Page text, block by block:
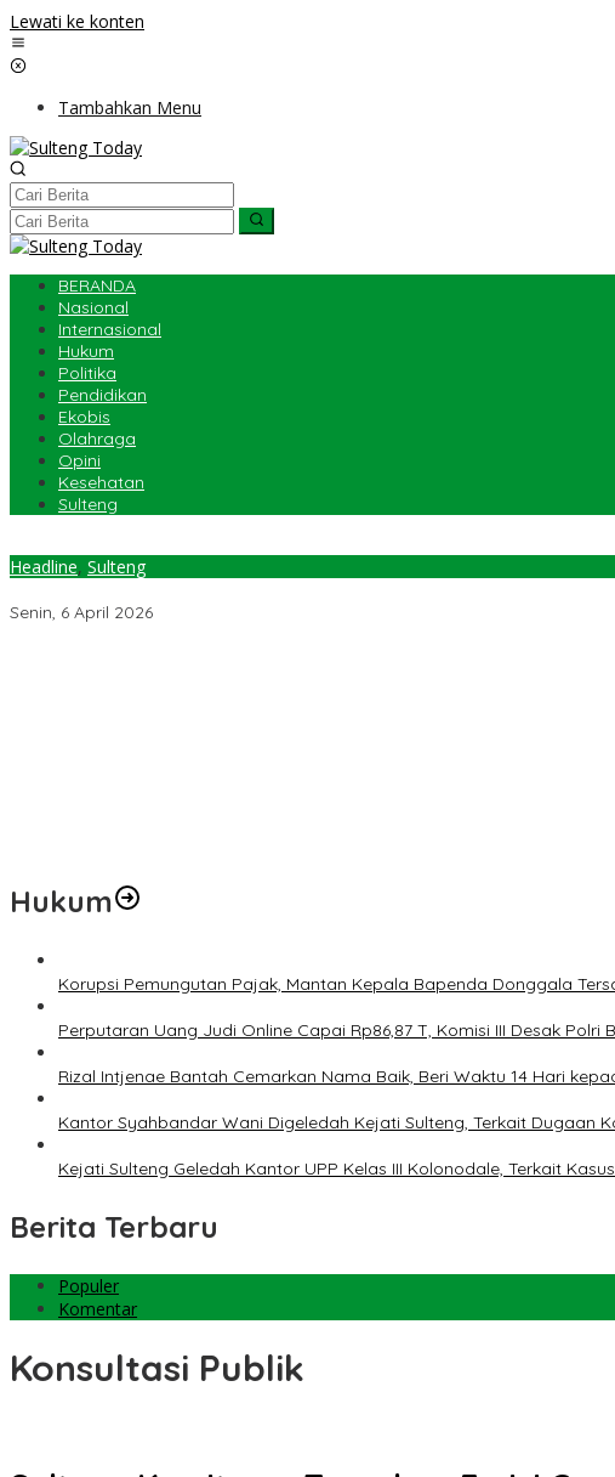
Lewati ke konten
Tambahkan Menu
BERANDA
Nasional
Internasional
Hukum
Politika
Pendidikan
Ekobis
Olahraga
Opini
Kesehatan
Sulteng
Headline, Sulteng
Senin, 6 April 2026
Hukum
Korupsi Pemungutan Pajak, Mantan Kepala Bapenda Donggala
Perputaran Uang Judi Online Capai Rp86,87 T, Komisi III Desak Polri
Rizal Intjenae Bantah Cemarkan Nama Baik, Beri Waktu 14 Hari
Kantor Syahbandar Wani Digeledah Kejati Sulteng, Terkait Dugaan
Kejati Sulteng Geledah Kantor UPP Kelas III Kolonodale, Terkait
Berita Terbaru
Populer
Komentar
Konsultasi Publik